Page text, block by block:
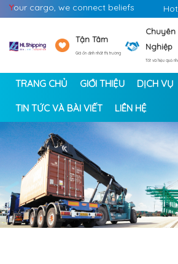
Your cargo, we connect beliefs
Tận Tâm
Giá ổn định nhất thị trường
Chuyên
Nghiệp
Tốt và hiệu quả
TRANG CHỦ GIỚI THIỆU DỊCH VỤ
TIN TỨC VÀ BÀI VIẾT LIÊN HỆ
<